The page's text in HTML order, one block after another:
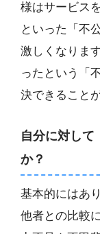
様はサービス
といった「不
激しくなりま
ったという「
決できること
自分に対して
か？
基本的にはあ
他者との比較